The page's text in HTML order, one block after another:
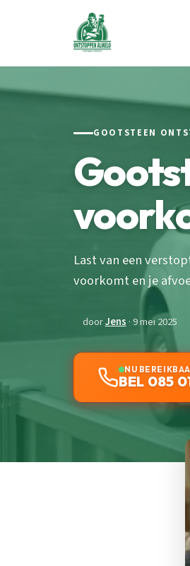
GOOTSTEEN
Last van een
voorkomt en je
doorJens · 9 mei 2025
NU
BEL 085